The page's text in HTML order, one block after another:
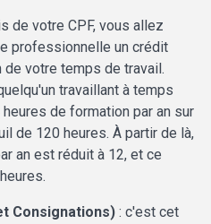
de votre CPF, vous allez
professionnelle un crédit
votre temps de travail.
travaillant à temps
de formation par an sur
de 120 heures. À partir de là,
an est réduit à 12, et ce
Consignations) : c'est cet